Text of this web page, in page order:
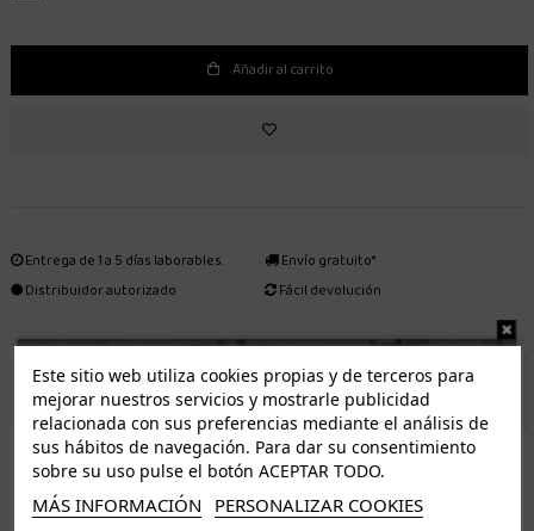
Añadir al carrito
Entrega de 1 a 5 días laborables.
Distribuidor autorizado
Envío gratuito*
Fácil devolución
ENVÍO GRATUITO *
ISLAS CANARIAS
Tenerife 3.50€. Gratis a partir de 50€
Resto de islas 5€. Gratis a partir de 50€
Este sitio web utiliza cookies propias y de terceros para
mejorar nuestros servicios y mostrarle publicidad
relacionada con sus preferencias mediante el análisis de
sus hábitos de navegación. Para dar su consentimiento
sobre su uso pulse el botón ACEPTAR TODO.
MÁS INFORMACIÓN PERSONALIZAR COOKIES